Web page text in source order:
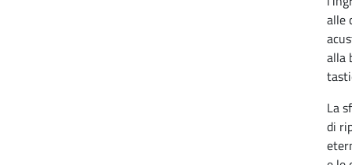
alle
alla
La
di